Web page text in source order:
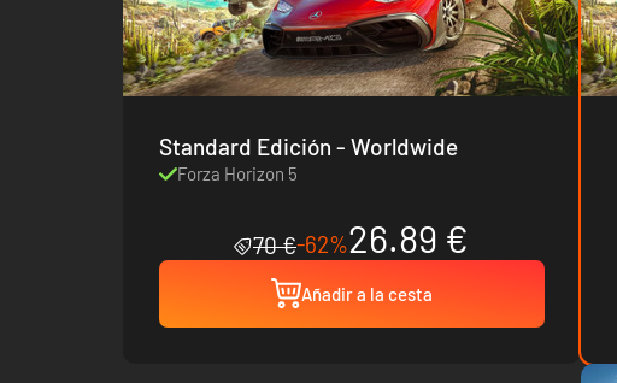
Standard Edición - Worldwide
Forza Horizon 5
70 €-62%26.89 €
Añadir a la cesta